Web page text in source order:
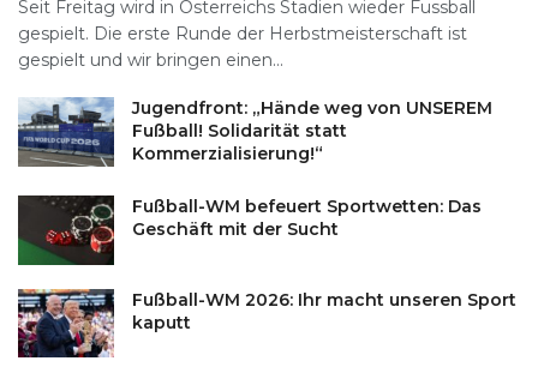
Seit Freitag wird in Österreichs Stadien wieder Fussball
gespielt. Die erste Runde der Herbstmeisterschaft ist
gespielt und wir bringen einen...
Jugendfront: „Hände weg von UNSEREM
Fußball! Solidarität statt
Kommerzialisierung!“
Fußball-WM befeuert Sportwetten: Das
Geschäft mit der Sucht
Fußball-WM 2026: Ihr macht unseren Sport
kaputt